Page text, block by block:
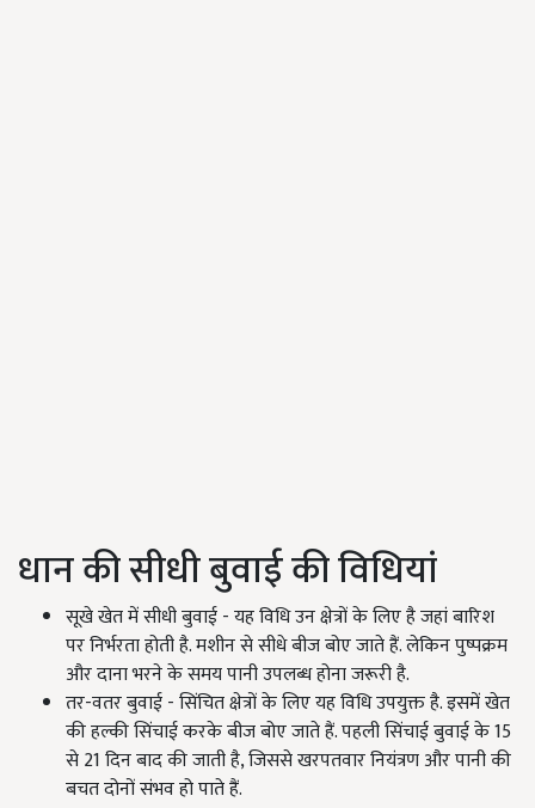
धान की सीधी बुवाई की विधियां
सूखे खेत में सीधी बुवाई - यह विधि उन क्षेत्रों के लिए है जहां बारिश
पर निर्भरता होती है. मशीन से सीधे बीज बोए जाते हैं. लेकिन पुष्पक्रम
और दाना भरने के समय पानी उपलब्ध होना जरूरी है.
तर-वतर बुवाई - सिंचित क्षेत्रों के लिए यह विधि उपयुक्त है. इसमें खेत
की हल्की सिंचाई करके बीज बोए जाते हैं. पहली सिंचाई बुवाई के 15
से 21 दिन बाद की जाती है, जिससे खरपतवार नियंत्रण और पानी की
बचत दोनों संभव हो पाते हैं.